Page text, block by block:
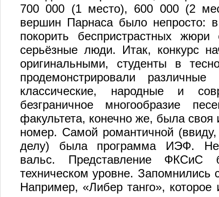
700 000 (1 место), 600 000 (2
вершин Парнаса было непросто:
покорить беспристрастных
серьёзные люди. Итак, конкурс
оригинальными, студенты в
продемонстрировали
классические, народные и
безграничное многообразие
факультета, конечно же, была
номер. Самой романтичной (ввиду,
делу) была программа ИЭФ.
вальс. Представление ФКСиС
техническом уровне.
Например, «Либер танго»,